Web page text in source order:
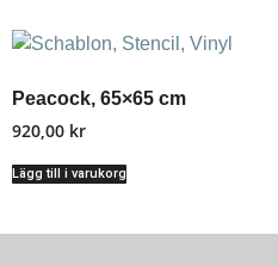
Peacock, 65×65 cm
920,00 kr
Lägg till i varukorg